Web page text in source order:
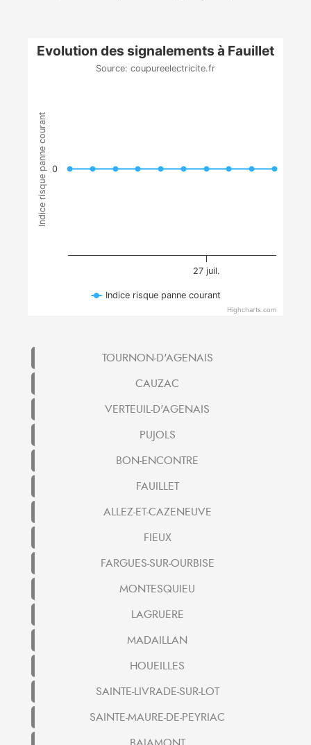
Indice risque panne courant
Evolution des signalements à Fauillet
Source: coupureelectricite.fr
27 juil.
0
Indice risque panne courant
Highcharts.com
TOURNON-D'AGENAIS
CAUZAC
VERTEUIL-D'AGENAIS
PUJOLS
BON-ENCONTRE
FAUILLET
ALLEZ-ET-CAZENEUVE
FIEUX
FARGUES-SUR-OURBISE
MONTESQUIEU
LAGRUERE
MADAILLAN
HOUEILLES
SAINTE-LIVRADE-SUR-LOT
SAINTE-MAURE-DE-PEYRIAC